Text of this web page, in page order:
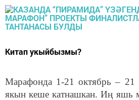
Китап укыйбызмы?
Марафонда 1-21 октябрь – 21
якын кеше катнашкан. Иң яшь